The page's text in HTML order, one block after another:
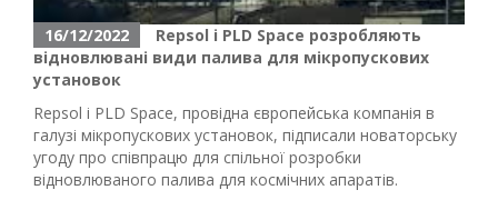
16/12/2022
Repsol і PLD Space розробляють
відновлювані види палива для мікропускових
установок
Repsol і PLD Space, провідна європейська компанія в
галузі мікропускових установок, підписали новаторську
угоду про співпрацю для спільної розробки
відновлюваного палива для космічних апаратів.